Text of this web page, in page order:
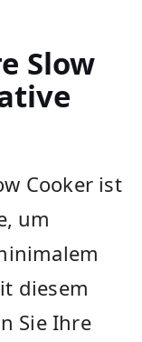
Slow
Cooker ist
um
diesem
Sie Ihre